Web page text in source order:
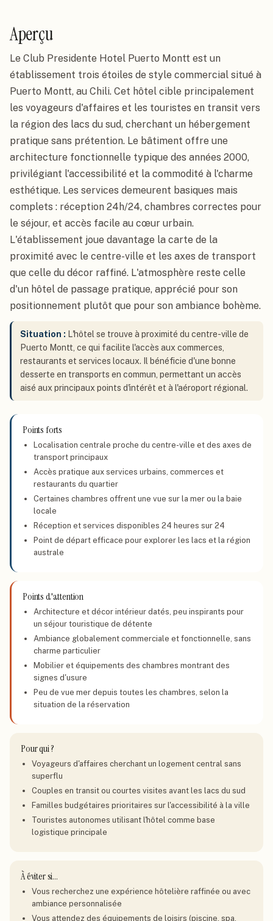
Aperçu
Le Club Presidente Hotel Puerto Montt est un
établissement trois étoiles de style commercial situé à
Puerto Montt, au Chili. Cet hôtel cible principalement
les voyageurs d'affaires et les touristes en transit vers
la région des lacs du sud, cherchant un hébergement
pratique sans prétention. Le bâtiment offre une
architecture fonctionnelle typique des années 2000,
privilégiant l'accessibilité et la commodité à l'charme
esthétique. Les services demeurent basiques mais
complets : réception 24h/24, chambres correctes pour
le séjour, et accès facile au cœur urbain.
L'établissement joue davantage la carte de la
proximité avec le centre-ville et les axes de transport
que celle du décor raffiné. L'atmosphère reste celle
d'un hôtel de passage pratique, apprécié pour son
positionnement plutôt que pour son ambiance bohème.
Situation : L'hôtel se trouve à proximité du centre-ville de
Puerto Montt, ce qui facilite l'accès aux commerces,
restaurants et services locaux. Il bénéficie d'une bonne
desserte en transports en commun, permettant un accès
aisé aux principaux points d'intérêt et à l'aéroport régional.
Points forts
Localisation centrale proche du centre-ville et des axes de
transport principaux
Accès pratique aux services urbains, commerces et
restaurants du quartier
Certaines chambres offrent une vue sur la mer ou la baie
locale
Réception et services disponibles 24 heures sur 24
Point de départ efficace pour explorer les lacs et la région
australe
Points d'attention
Architecture et décor intérieur datés, peu inspirants pour
un séjour touristique de détente
Ambiance globalement commerciale et fonctionnelle, sans
charme particulier
Mobilier et équipements des chambres montrant des
signes d'usure
Peu de vue mer depuis toutes les chambres, selon la
situation de la réservation
Pour qui ?
Voyageurs d'affaires cherchant un logement central sans
superflu
Couples en transit ou courtes visites avant les lacs du sud
Familles budgétaires prioritaires sur l'accessibilité à la ville
Touristes autonomes utilisant l'hôtel comme base
logistique principale
À éviter si…
Vous recherchez une expérience hôtelière raffinée ou avec
ambiance personnalisée
Vous attendez des équipements de loisirs (piscine, spa,